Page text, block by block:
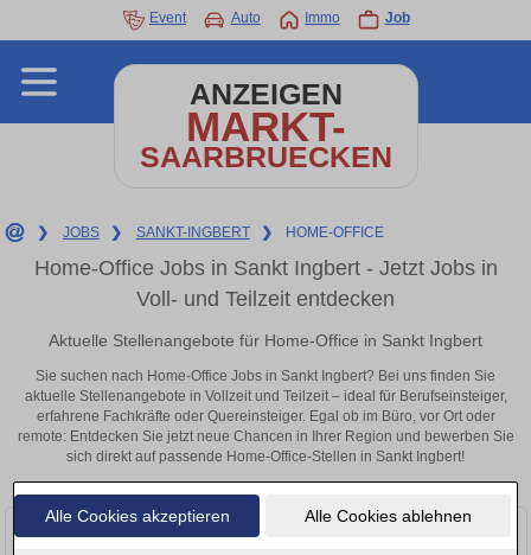
Alle Cookies akzeptieren Alle Cookies ablehnen
Event Auto Immo Job
ANZEIGEN
MARKT-
SAARBRUECKEN
❯ JOBS ❯ SANKT-INGBERT ❯ HOME-OFFICE
Home-Office Jobs in Sankt Ingbert - Jetzt Jobs in
Voll- und Teilzeit entdecken
Aktuelle Stellenangebote für Home-Office in Sankt Ingbert
Sie suchen nach Home-Office Jobs in Sankt Ingbert? Bei uns finden Sie
aktuelle Stellenangebote in Vollzeit und Teilzeit – ideal für Berufseinsteiger,
erfahrene Fachkräfte oder Quereinsteiger. Egal ob im Büro, vor Ort oder
remote: Entdecken Sie jetzt neue Chancen in Ihrer Region und bewerben Sie
sich direkt auf passende Home-Office-Stellen in Sankt Ingbert!